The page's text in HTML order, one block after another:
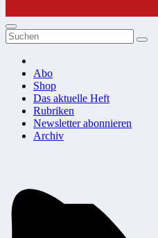
Abo
Shop
Das aktuelle Heft
Rubriken
Newsletter abonnieren
Archiv